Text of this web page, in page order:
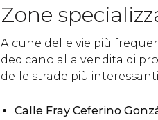
Zone
Alcune delle vie più
dedicano alla vendita di
delle strade più
Calle Fray Ceferino